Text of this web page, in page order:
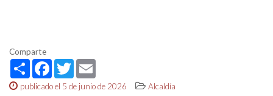
Comparte
ShareFacebook
Twitter
publicado el 5 de junio de 2026 Alcaldía